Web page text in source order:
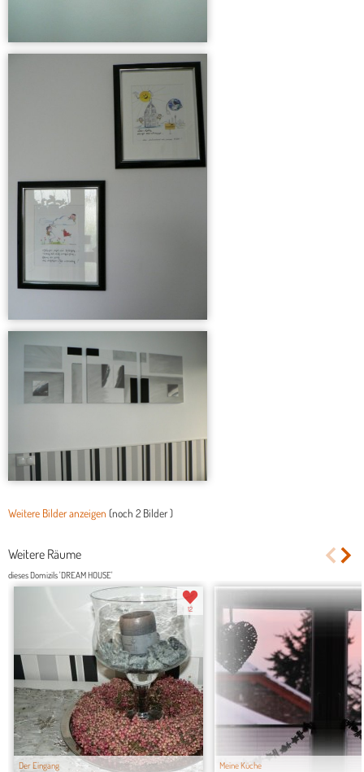
Weitere Bilder anzeigen (noch 2 Bilder)
Weitere Räume
dieses Domizils 'DREAM HOUSE'
Der Eingang
12
Meine Küche